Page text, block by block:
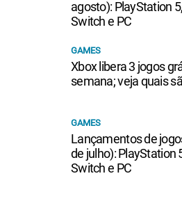
agosto): PlayStation
Switch e PC
GAMES
Xbox libera 3 jogos
semana; veja quais
GAMES
Lançamentos de
de julho): PlayStation
Switch e PC